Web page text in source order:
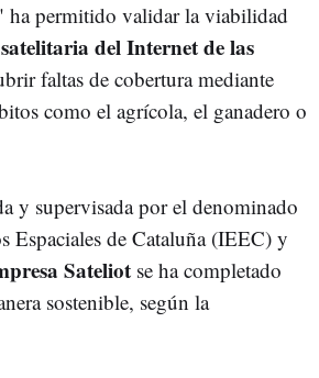
ha permitido validar la viabilidad
del Internet de las
faltas de cobertura mediante
como el agrícola, el ganadero o
y supervisada por el denominado
Espaciales de Cataluña (IEEC) y
Sateliot se ha completado
sostenible, según la